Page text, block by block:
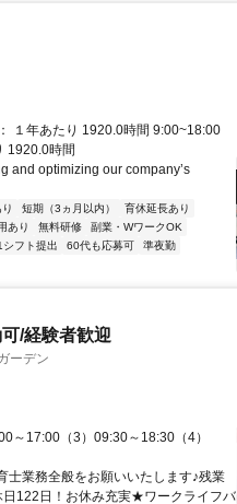
１年あたり 1920.0時間 9:00~18:00
1920.0時間
and optimizing our company’s
短期（3ヵ月以内）
育休延長あり
あり 無料研修
副業・WワークOK
シフト提出 60代も応募可
準夜勤
/経験者歓迎
ーデン
～17:00（3）09:30～18:30（4）
士業務全般をお願いいたします♪残業
122日！お休み充実★ワークライフバ